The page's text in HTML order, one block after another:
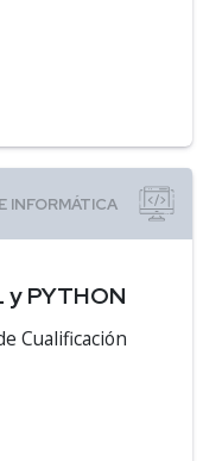
PYTHON
Cualificación